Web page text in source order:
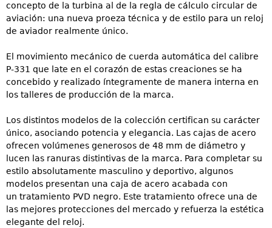
concepto de la turbina al de la regla de cálculo circular de
aviación: una nueva proeza técnica y de estilo para un reloj
de aviador realmente único.
El movimiento mecánico de cuerda automática del calibre
P-331 que late en el corazón de estas creaciones se ha
concebido y realizado íntegramente de manera interna en
los talleres de producción de la marca.
Los distintos modelos de la colección certifican su carácter
único, asociando potencia y elegancia. Las cajas de acero
ofrecen volúmenes generosos de 48 mm de diámetro y
lucen las ranuras distintivas de la marca. Para completar su
estilo absolutamente masculino y deportivo, algunos
modelos presentan una caja de acero acabada con
un tratamiento PVD negro. Este tratamiento ofrece una de
las mejores protecciones del mercado y refuerza la estética
elegante del reloj.